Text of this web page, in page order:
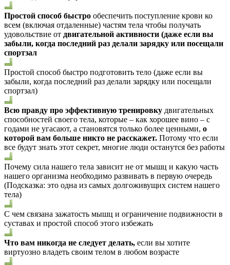
Простой способ быстро обеспечить поступление крови ко
всем (включая отдаленные) частям тела чтобы получать
удовольствие от двигательной активности (даже если вы
забыли, когда последний раз делали зарядку или посещали
спортзал
Простой способ быстро подготовить тело (даже если вы
забыли, когда последний раз делали зарядку или посещали
спортзал)
Всю правду про эффективную тренировку двигательных
способностей своего тела, которые – как хорошее вино – с
годами не угасают, а становятся только более ценными, о
которой вам больше никто не расскажет. Потому что если
все будут знать этот секрет, многие люди останутся без работы
Почему сила нашего тела зависит не от мышц и какую часть
нашего организма необходимо развивать в первую очередь
(Подсказка: это одна из самых долгоживущих систем нашего
тела)
С чем связана зажатость мышц и ограничение подвижности в
суставах и простой способ этого избежать
Что вам никогда не следует делать, если вы хотите
виртуозно владеть своим телом в любом возрасте